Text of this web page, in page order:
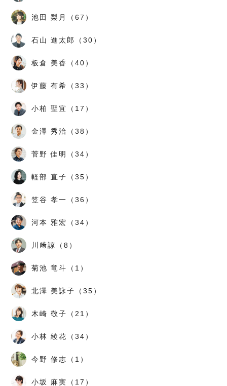
池田 梨月（67）
石山 進太郎（30）
板倉 美香（40）
伊藤 有希（33）
小柏 聖宜（17）
金澤 秀治（38）
菅野 佳明（34）
軽部 直子（35）
笠谷 孝一（36）
河本 雅宏（34）
川﨑諒（8）
菊池 竜斗（1）
北澤 美詠子（35）
木崎 敬子（21）
小林 綾花（34）
今野 修志（1）
小坂 麻実（17）